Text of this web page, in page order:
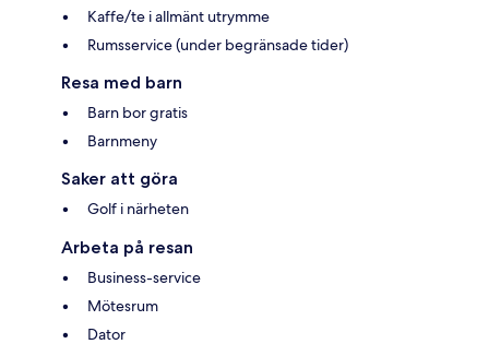
Kaffe/te i allmänt utrymme
Rumsservice (under begränsade tider)
Resa med barn
Barn bor gratis
Barnmeny
Saker att göra
Golf i närheten
Arbeta på resan
Business-service
Mötesrum
Dator